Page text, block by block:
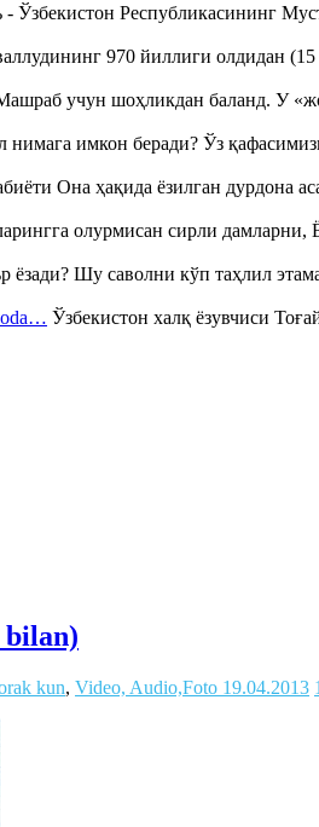
- Ўзбекистон Республикасининг
970 йиллиги олдидан
учун шоҳликдан баланд. У
нимага имкон беради? Ўз
Она ҳақида ёзилган дурдона
олурмисан сирли
Шу саволни кўп таҳлил
Ўзбекистон халқ ёзувчиси
bilan)
kun, Video, Audio,Foto 19.04.2013